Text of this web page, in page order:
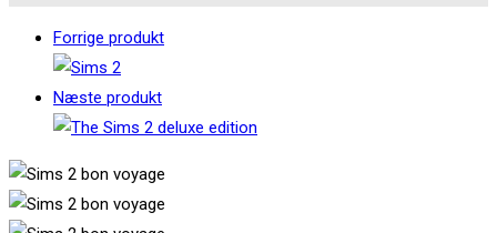
Forrige produkt
Næste produkt